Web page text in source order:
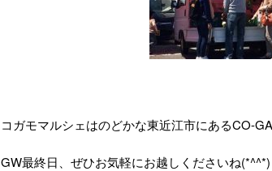
コガモマルシェはのどかな東近江市にあるCO-
GW最終日、ぜひお気軽にお越しくださいね(*^^*)